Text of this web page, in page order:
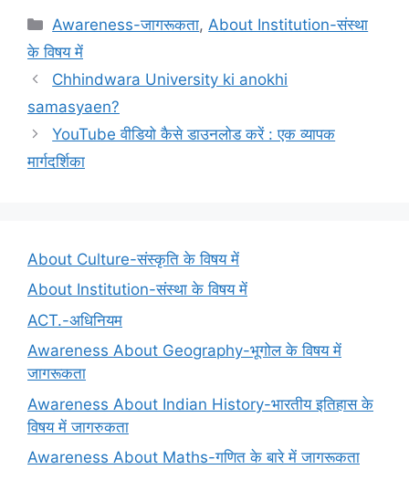
Categories
Awareness-जागरूकता, About Institution-संस्था
के विषय में
Chhindwara University ki anokhi
samasyaen?
YouTube वीडियो कैसे डाउनलोड करें : एक व्यापक
मार्गदर्शिका
About Culture-संस्कृति के विषय में
About Institution-संस्था के विषय में
ACT.-अधिनियम
Awareness About Geography-भूगोल के विषय में
जागरूकता
Awareness About Indian History-भारतीय इतिहास के
विषय में जागरुकता
Awareness About Maths-गणित के बारे में जागरूकता